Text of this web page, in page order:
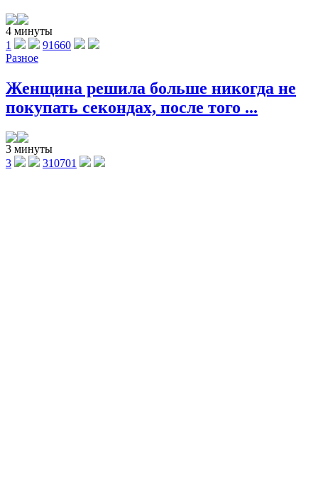
4 минуты
1
91660
Разное
Женщина решила больше никогда не
покупать секондах, после того ...
3 минуты
3
310701